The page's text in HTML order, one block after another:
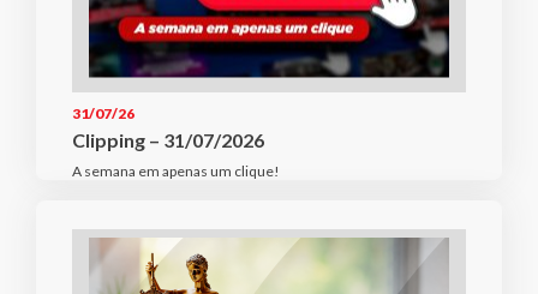
31/07/26
Clipping – 31/07/2026
A semana em apenas um clique!